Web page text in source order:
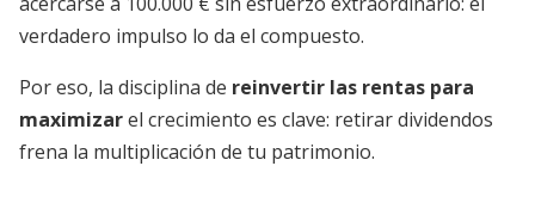
verdadero impulso lo da el compuesto.
Por eso, la disciplina de reinvertir las rentas para
maximizarel crecimiento es clave: retirar dividendos
frena la multiplicación de tu patrimonio.